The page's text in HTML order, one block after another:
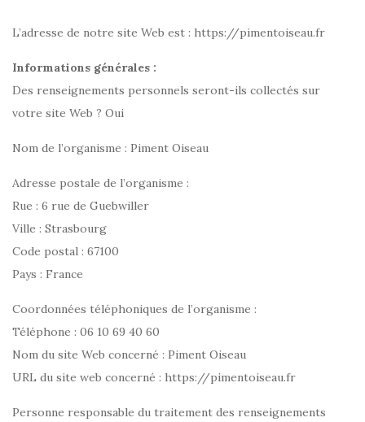
L’adresse de notre site Web est : https://pimentoiseau.fr
Informations générales :
Des renseignements personnels seront-ils collectés sur
votre site Web ? Oui
Nom de l’organisme : Piment Oiseau
Adresse postale de l’organisme :
Rue : 6 rue de Guebwiller
Ville : Strasbourg
Code postal : 67100
Pays : France
Coordonnées téléphoniques de l’organisme :
Téléphone : 06 10 69 40 60
Nom du site Web concerné : Piment Oiseau
URL du site web concerné : https://pimentoiseau.fr
Personne responsable du traitement des renseignements